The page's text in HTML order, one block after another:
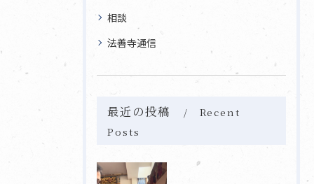
相談
法善寺通信
最近の投稿
Recent
Posts